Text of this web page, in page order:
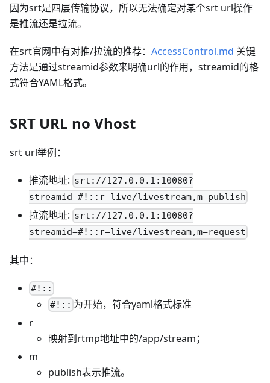
因为srt是四层传输协议，所以无法确定对某个srt url操作
是推流还是拉流。
在srt官网中有对推/拉流的推荐： AccessControl.md 关键
方法是通过streamid参数来明确url的作用，streamid的格
式符合YAML格式。
SRT URL no Vhost
srt url举例：
推流地址: srt://127.0.0.1:10080?
streamid=#!::r=live/livestream,m=publish
拉流地址: srt://127.0.0.1:10080?
streamid=#!::r=live/livestream,m=request
其中：
#!::
#!:: 为开始，符合yaml格式标准
r
映射到rtmp地址中的/app/stream；
m
publish表示推流。